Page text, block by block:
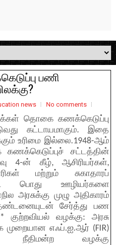
பணி
news No comments
தொகை கணக்கெடுப்பு
கட்டாயமாகும். இதை
உரிமை இல்லை.1948-ஆம்
சட்டத்தின்
4-ன் கீழ், ஆசிரியர்கள்,
மற்றும் சுகாதாரப்
பொது ஊழியர்களை
அரசுக்கு முழு அதிகாரம்
சேர்த்து பண
குற்றவியல் வழக்கு: அரசு
முறையான எஃப்.ஐ.ஆர் (FIR)
நீதிமன்ற வழக்கு